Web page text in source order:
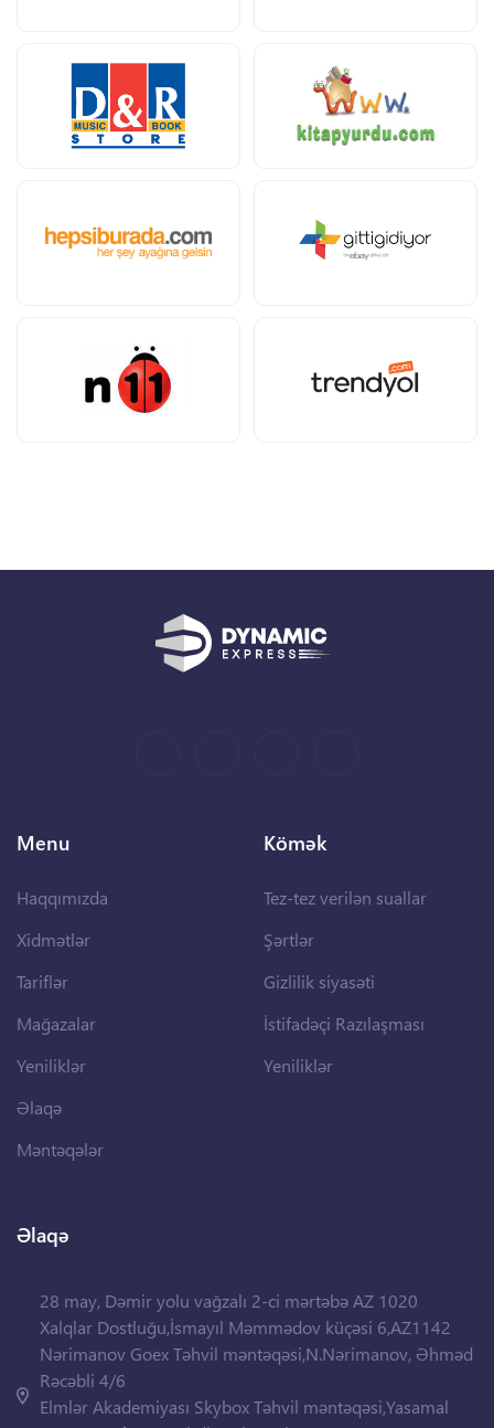
Menu
Haqqımızda
Xidmətlər
Tariflər
Mağazalar
Yeniliklər
Əlaqə
Məntəqələr
Kömək
Tez-tez verilən suallar
Şərtlər
Gizlilik siyasəti
İstifadəçi Razılaşması
Yeniliklər
Əlaqə
28 may, Dəmir yolu vağzalı 2-ci mərtəbə AZ 1020
Xalqlar Dostluğu,İsmayıl Məmmədov küçəsi 6,AZ1142
Nərimanov Goex Təhvil məntəqəsi,N.Nərimanov, Əhməd
Rəcəbli 4/6
Elmlər Akademiyası Skybox Təhvil məntəqəsi,Yasamal